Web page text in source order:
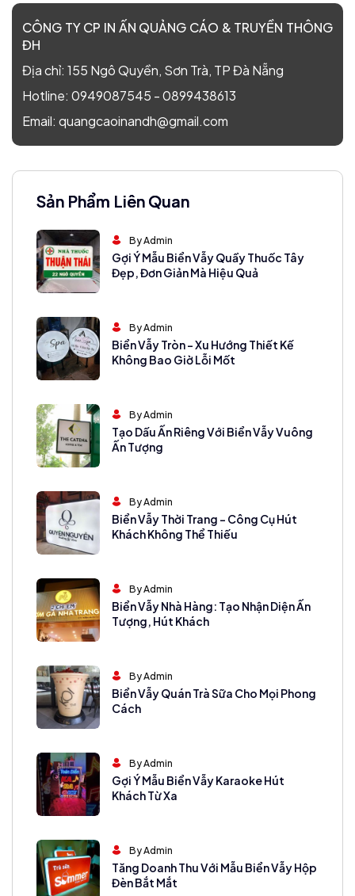
CÔNG TY CP IN ẤN QUẢNG CÁO & TRUYỀN THÔNG
ĐH
Địa chỉ: 155 Ngô Quyền, Sơn Trà, TP Đà Nẵng
Hotline: 0949087545 -0899438613
Email: quangcaoinandh@gmail.com
Sản Phẩm Liên Quan
By Admin
Gợi Ý Mẫu Biển Vẫy Quầy Thuốc Tây
Đẹp, Đơn Giản Mà Hiệu Quả
By Admin
Biển Vẫy Tròn – Xu Hướng Thiết Kế
Không Bao Giờ Lỗi Mốt
By Admin
Tạo Dấu Ấn Riêng Với Biển Vẫy Vuông
Ấn Tượng
By Admin
Biển Vẫy Thời Trang – Công Cụ Hút
Khách Không Thể Thiếu
By Admin
Biển Vẫy Nhà Hàng: Tạo Nhận Diện Ấn
Tượng, Hút Khách
By Admin
Biển Vẫy Quán Trà Sữa Cho Mọi Phong
Cách
By Admin
Gợi Ý Mẫu Biển Vẫy Karaoke Hút
Khách Từ Xa
By Admin
Tăng Doanh Thu Với Mẫu Biển Vẫy Hộp
Đèn Bắt Mắt